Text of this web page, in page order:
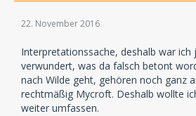
22. November 2016
Interpretationssache, deshalb war ich
verwundert, was da falsch betont
nach Wilde geht, gehören noch ganz
rechtmäßig Mycroft. Deshalb wollte
weiter umfassen.